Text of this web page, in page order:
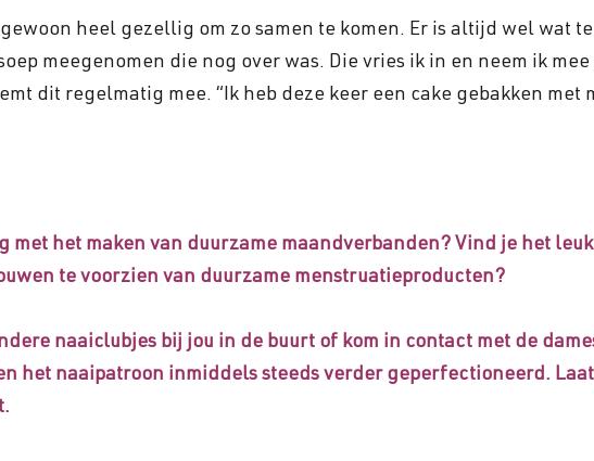
heel gezellig om zo samen te komen. Er is altijd wel wat
meegenomen die nog over was. Die vries ik in en neem ik
dit regelmatig mee. “Ik heb deze keer een cake gebakken
met het maken van duurzame maandverbanden? Vind je het
te voorzien van duurzame menstruatieproducten?
naaiclubjes bij jou in de buurt of kom in contact met de
het naaipatroon inmiddels steeds verder geperfectioneerd.